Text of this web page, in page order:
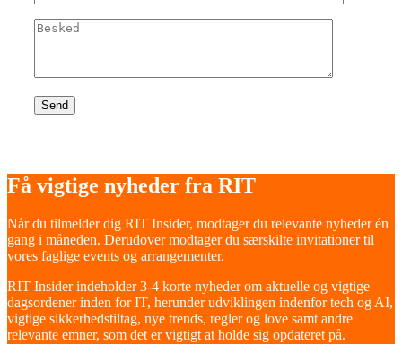
Få vigtige nyheder fra RIT
Når du tilmelder dig RIT Insider, modtager du relevante nyheder én
gang i måneden. Derudover modtager du særskilte invitationer til
vores faglige events og arrangementer.
RIT Insider indeholder 3-4 korte nyheder om aktuelle og vigtige
dagsordener inden for IT, herunder udviklingen indenfor tech og AI,
vigtige sikkerhedstiltag, nye trends, regler og love samt andre
relevante emner, som det er vigtigt at holde sig opdateret på.